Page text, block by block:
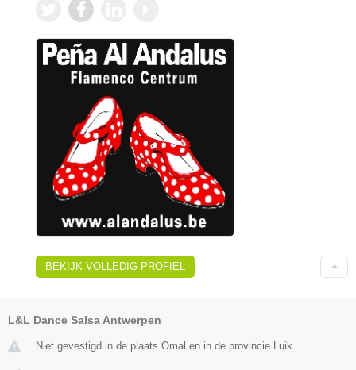
BEKIJK VOLLEDIG PROFIEL
L&L Dance Salsa Antwerpen
Niet gevestigd in de plaats Omal en in de provincie Luik.